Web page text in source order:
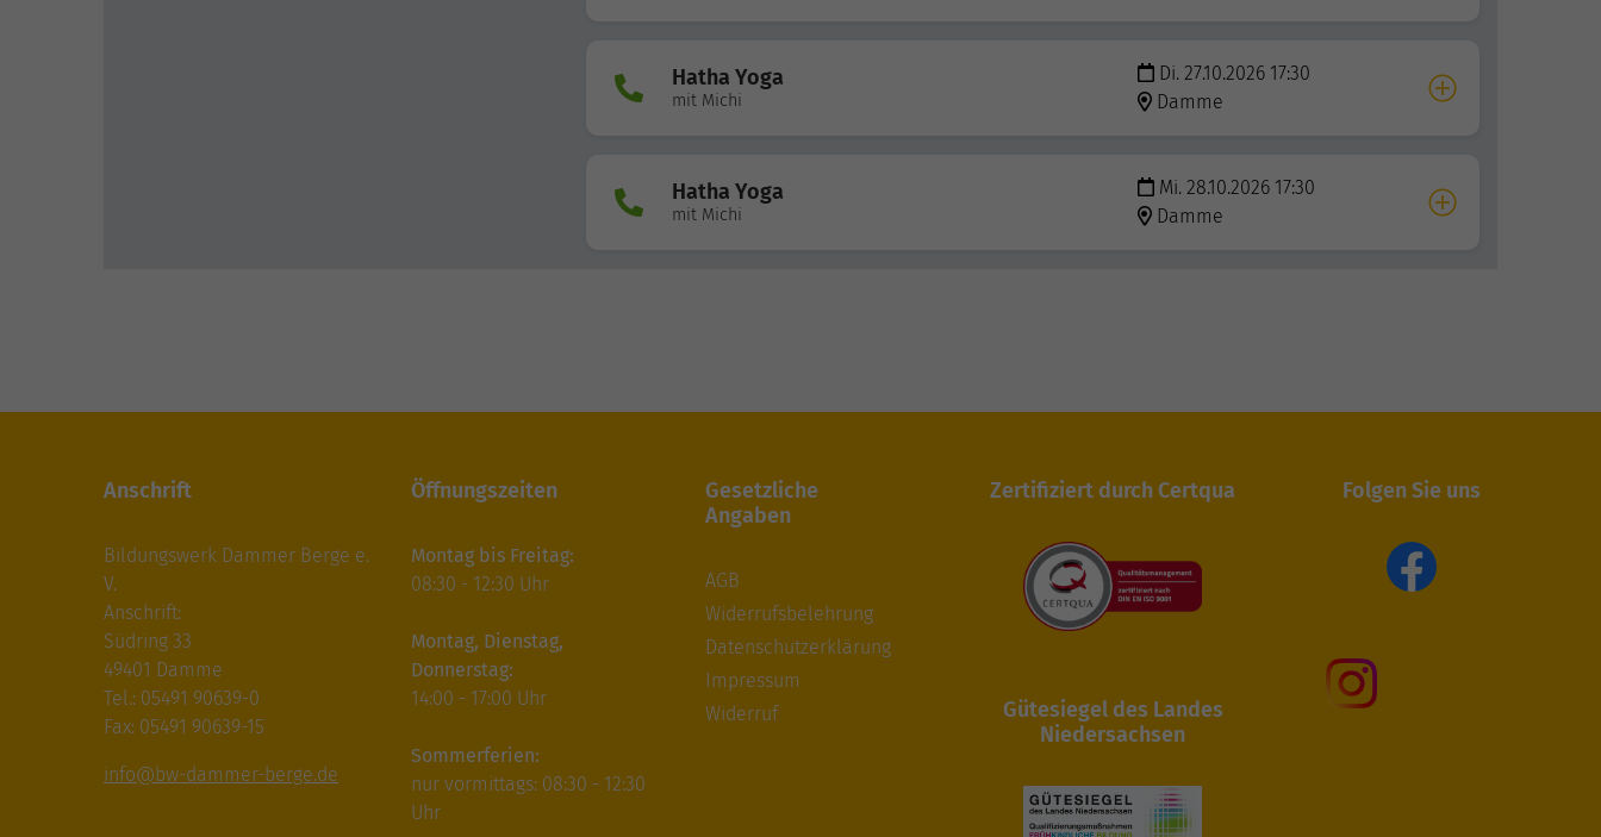
Hatha Yoga
mit Michi
Di. 27.10.2026 17:30
Damme
Hatha Yoga
mit Michi
Mi. 28.10.2026 17:30
Damme
Anschrift
Bildungswerk Dammer Berge e.
V.
Anschrift:
Südring 33
49401 Damme
Tel.: 05491 90639-0
Fax: 05491 90639-15
info@bw-dammer-berge.de
Öffnungszeiten
Montag bis Freitag:
08:30 - 12:30 Uhr
Montag, Dienstag,
Donnerstag:
14:00 - 17:00 Uhr
Sommerferien:
nur vormittags: 08:30 - 12:30
Uhr
Gesetzliche
Angaben
AGB
Widerrufsbelehrung
Datenschutzerklärung
Impressum
Widerruf
Zertifiziert durch Certqua
Gütesiegel des Landes
Niedersachsen
Folgen Sie uns